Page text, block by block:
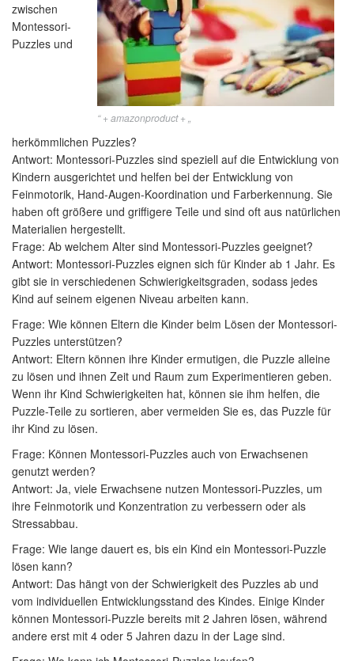
“ + amazonproduct + „
zwischen
Montessori-
Puzzles und
herkömmlichen Puzzles?
Antwort: Montessori-Puzzles sind speziell auf die Entwicklung von
Kindern ausgerichtet und helfen bei der Entwicklung von
Feinmotorik, Hand-Augen-Koordination und Farberkennung. Sie
haben oft größere und griffigere Teile und sind oft aus natürlichen
Materialien hergestellt.
Frage: Ab welchem Alter sind Montessori-Puzzles geeignet?
Antwort: Montessori-Puzzles eignen sich für Kinder ab 1 Jahr. Es
gibt sie in verschiedenen Schwierigkeitsgraden, sodass jedes
Kind auf seinem eigenen Niveau arbeiten kann.
Frage: Wie können Eltern die Kinder beim Lösen der Montessori-
Puzzles unterstützen?
Antwort: Eltern können ihre Kinder ermutigen, die Puzzle alleine
zu lösen und ihnen Zeit und Raum zum Experimentieren geben.
Wenn ihr Kind Schwierigkeiten hat, können sie ihm helfen, die
Puzzle-Teile zu sortieren, aber vermeiden Sie es, das Puzzle für
ihr Kind zu lösen.
Frage: Können Montessori-Puzzles auch von Erwachsenen
genutzt werden?
Antwort: Ja, viele Erwachsene nutzen Montessori-Puzzles, um
ihre Feinmotorik und Konzentration zu verbessern oder als
Stressabbau.
Frage: Wie lange dauert es, bis ein Kind ein Montessori-Puzzle
lösen kann?
Antwort: Das hängt von der Schwierigkeit des Puzzles ab und
vom individuellen Entwicklungsstand des Kindes. Einige Kinder
können Montessori-Puzzle bereits mit 2 Jahren lösen, während
andere erst mit 4 oder 5 Jahren dazu in der Lage sind.